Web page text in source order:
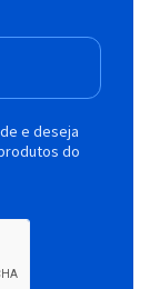
e deseja
do